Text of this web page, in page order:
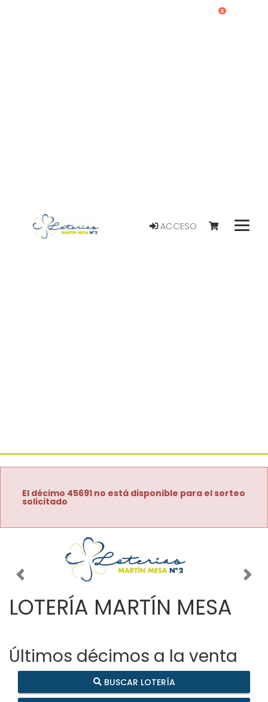
ACCESO
0
El décimo 45691 no está disponible para el sorteo
solicitado
Imagen anterior
LOTERÍA MARTÍN MESA
Últimos décimos a la venta
BUSCAR LOTERÍA